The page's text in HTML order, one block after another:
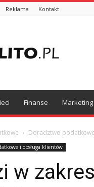
Reklama Kontakt
Finanse Marketing
Doradztwo
i obsługa klientów
w